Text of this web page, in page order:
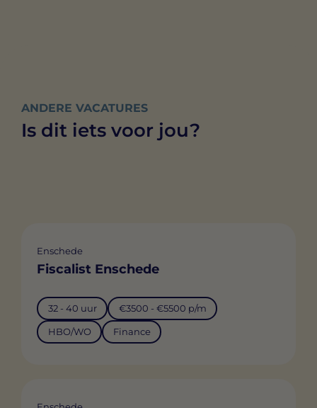
ANDERE VACATURES
Is dit iets voor jou?
Enschede
Fiscalist Enschede
32 - 40 uur €3500 - €5500 p/m
HBO/WO Finance